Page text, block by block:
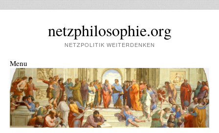
netzphilosophie.org
NETZPOLITIK WEITERDENKEN
Menu
Skip to content